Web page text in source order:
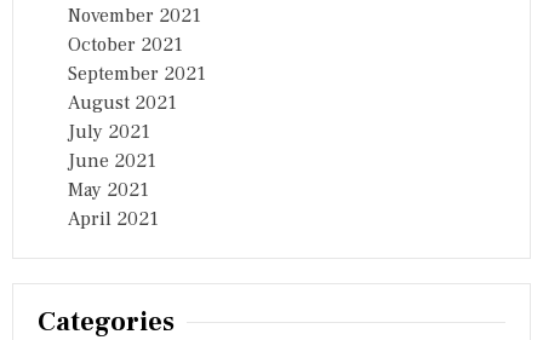
November 2021
October 2021
September 2021
August 2021
July 2021
June 2021
May 2021
April 2021
Categories